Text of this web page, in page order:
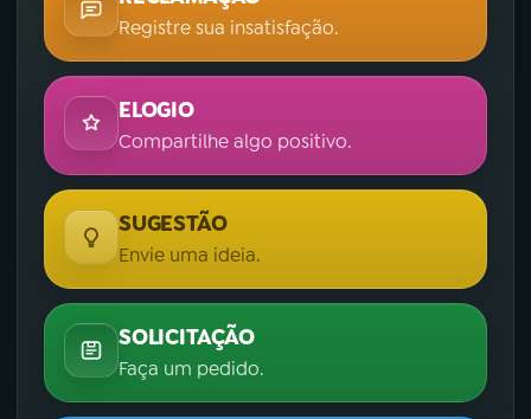
Registre sua insatisfação.
ELOGIO
Compartilhe algo positivo.
SUGESTÃO
Envie uma ideia.
SOLICITAÇÃO
Faça um pedido.